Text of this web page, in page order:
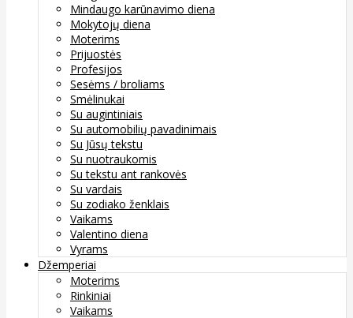
Mindaugo karūnavimo diena
Mokytojų diena
Moterims
Prijuostės
Profesijos
Sesėms / broliams
Smėlinukai
Su augintiniais
Su automobilių pavadinimais
Su Jūsų tekstu
Su nuotraukomis
Su tekstu ant rankovės
Su vardais
Su zodiako ženklais
Vaikams
Valentino diena
Vyrams
Džemperiai
Moterims
Rinkiniai
Vaikams